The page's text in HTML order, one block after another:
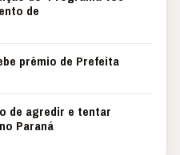
de
prêmio de Prefeita
de agredir e tentar
Paraná